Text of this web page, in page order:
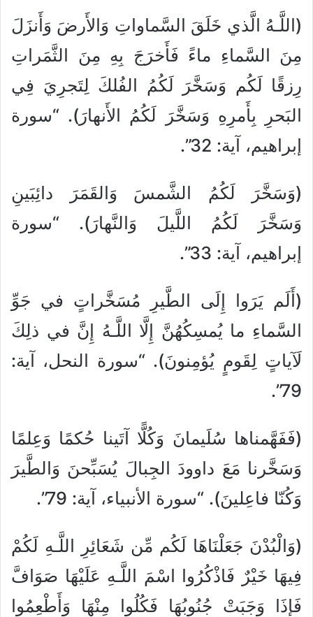
(اللَّـهُ الَّذي خَلَقَ السَّماواتِ وَالأَرضَ وَأَنزَلَ
مِنَ السَّماءِ ماءً فَأَخرَجَ بِهِ مِنَ الثَّمَراتِ
رِزقًا لَكُم وَسَخَّرَ لَكُمُ الفُلكَ لِتَجرِيَ فِي
البَحرِ بِأَمرِهِ وَسَخَّرَ لَكُمُ الأَنهارَ). “سورة
إبراهيم، آية: 32”.
(وَسَخَّرَ لَكُمُ الشَّمسَ وَالقَمَرَ دائِبَينِ
وَسَخَّرَ لَكُمُ اللَّيلَ وَالنَّهارَ). “سورة
إبراهيم، آية: 33”.
(أَلَم يَرَوا إِلَى الطَّيرِ مُسَخَّراتٍ في جَوِّ
السَّماءِ ما يُمسِكُهُنَّ إِلَّا اللَّـهُ إِنَّ في ذلِكَ
لَآياتٍ لِقَومٍ يُؤمِنونَ). “سورة النحل، آية:
79”.
(فَفَهَّمناها سُلَيمانَ وَكُلًّا آتَينا حُكمًا وَعِلمًا
وَسَخَّرنا مَعَ داوودَ الجِبالَ يُسَبِّحنَ وَالطَّيرَ
وَكُنّا فاعِلينَ). “سورة الأنبياء، آية: 79”.
(وَالْبُدْنَ جَعَلْنَاهَا لَكُم مِّن شَعَائِرِ اللَّـهِ لَكُمْ
فِيهَا خَيْرٌ فَاذْكُرُوا اسْمَ اللَّـهِ عَلَيْهَا صَوَافَّ
فَإِذَا وَجَبَتْ جُنُوبُهَا فَكُلُوا مِنْهَا وَأَطْعِمُوا